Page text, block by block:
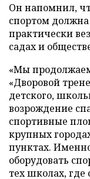
Он напомнил,
спортом
практически
садах и
«Мы
«Дворовой
детского,
возрождение
спортивные
крупных
пунктах.
оборудовать
тех школах,